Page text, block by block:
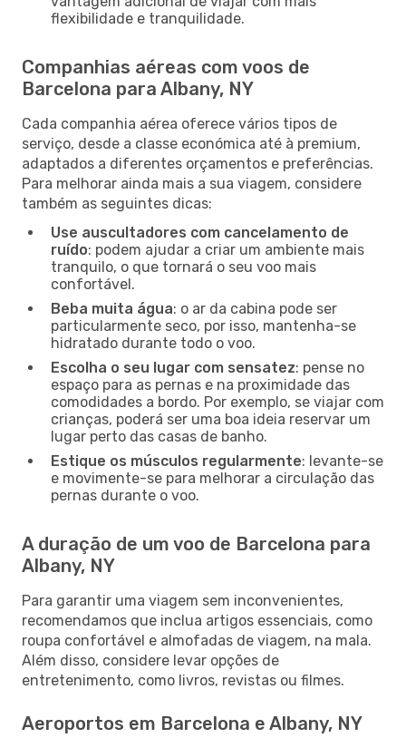
flexibilidade e tranquilidade.
Companhias aéreas com voos de
Barcelona para Albany, NY
Cada companhia aérea oferece vários tipos de
serviço, desde a classe económica até à premium,
adaptados a diferentes orçamentos e preferências.
Para melhorar ainda mais a sua viagem, considere
também as seguintes dicas:
Use auscultadores com cancelamento de
ruído: podem ajudar a criar um ambiente mais
tranquilo, o que tornará o seu voo mais
confortável.
Beba muita água: o ar da cabina pode ser
particularmente seco, por isso, mantenha-se
hidratado durante todo o voo.
Escolha o seu lugar com sensatez: pense no
espaço para as pernas e na proximidade das
comodidades a bordo. Por exemplo, se viajar com
crianças, poderá ser uma boa ideia reservar um
lugar perto das casas de banho.
Estique os músculos regularmente: levante-se
e movimente-se para melhorar a circulação das
pernas durante o voo.
A duração de um voo de Barcelona para
Albany, NY
Para garantir uma viagem sem inconvenientes,
recomendamos que inclua artigos essenciais, como
roupa confortável e almofadas de viagem, na mala.
Além disso, considere levar opções de
entretenimento, como livros, revistas ou filmes.
Aeroportos em Barcelona e Albany, NY